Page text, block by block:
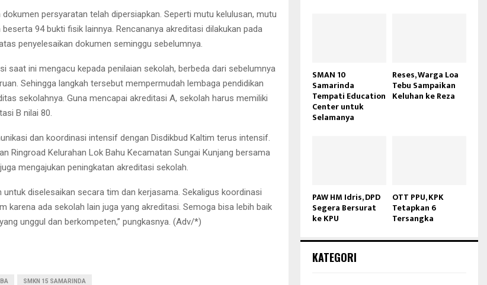
persyaratan telah dipersiapkan. Seperti mutu kelulusan, mutu
94 bukti fisik lainnya. Rencananya akreditasi dilakukan pada
penyelesaikan dokumen seminggu sebelumnya.
saat ini mengacu kepada penilaian sekolah, berbeda dari sebelumnya
Sehingga langkah tersebut mempermudah lembaga pendidikan
sekolahnya. Guna mencapai akreditasi A, sekolah harus memiliki
B nilai 80.
dan koordinasi intensif dengan Disdikbud Kaltim terus intensif.
Ringroad Kelurahan Lok Bahu Kecamatan Sungai Kunjang bersama
mengajukan peningkatan akreditasi sekolah.
untuk diselesaikan secara tim dan kerjasama. Sekaligus koordinasi
karena ada sekolah lain juga yang akreditasi. Semoga bisa lebih baik
unggul dan berkompeten,” pungkasnya. (Adv/*)
SMKN 15 SAMARINDA
SMAN 10
Samarinda
Tempati Education
Center untuk
Selamanya
Reses, Warga Loa
Tebu Sampaikan
Keluhan ke Reza
PAW HM Idris, DPD
Segera Bersurat
ke KPU
OTT PPU, KPK
Tetapkan 6
Tersangka
KATEGORI